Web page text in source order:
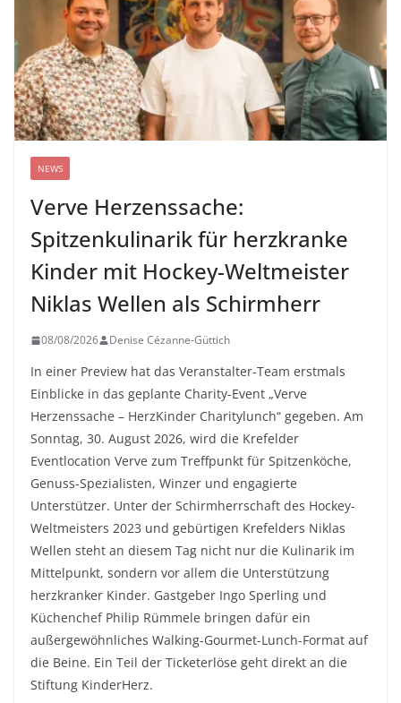
NEWS
Verve Herzenssache:
Spitzenkulinarik für herzkranke
Kinder mit Hockey-Weltmeister
Niklas Wellen als Schirmherr
08/08/2026 Denise Cézanne-Güttich
In einer Preview hat das Veranstalter-Team erstmals
Einblicke in das geplante Charity-Event „Verve
Herzenssache – HerzKinder Charitylunch“ gegeben. Am
Sonntag, 30. August 2026, wird die Krefelder
Eventlocation Verve zum Treffpunkt für Spitzenköche,
Genuss-Spezialisten, Winzer und engagierte
Unterstützer. Unter der Schirmherrschaft des Hockey-
Weltmeisters 2023 und gebürtigen Krefelders Niklas
Wellen steht an diesem Tag nicht nur die Kulinarik im
Mittelpunkt, sondern vor allem die Unterstützung
herzkranker Kinder. Gastgeber Ingo Sperling und
Küchenchef Philip Rümmele bringen dafür ein
außergewöhnliches Walking-Gourmet-Lunch-Format auf
die Beine. Ein Teil der Ticketerlöse geht direkt an die
Stiftung KinderHerz.